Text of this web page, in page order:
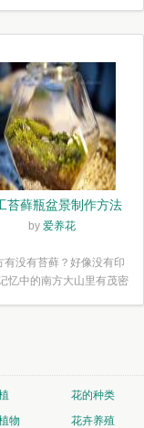
苔藓瓶盆景制作方法
by 爱养花
有没有苔藓？好像没有印
忆中的南方大山里有茂密
花的种类
物
花卉养殖